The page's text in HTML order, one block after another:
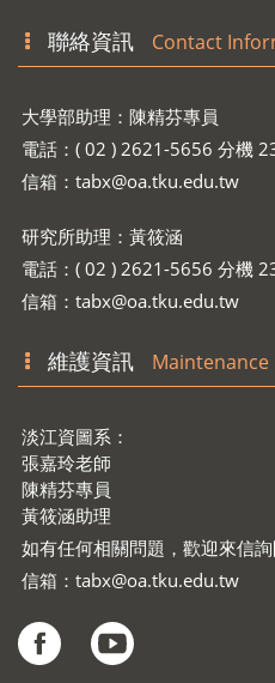
聯絡資訊 Contact
大學部助理：陳精芬專員
電話：( 02 ) 2621-5656 分機
信箱： tabx@oa.tku.edu.tw
研究所助理：黃筱涵
電話：( 02 ) 2621-5656 分機
信箱： tabx@oa.tku.edu.tw
維護資訊
淡江資圖系：
張嘉玲老師
陳精芬專員
黃筱涵助理
如有任何相關問題，歡迎來信詢
信箱： tabx@oa.tku.edu.tw